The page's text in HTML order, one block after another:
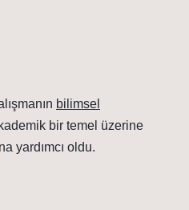
bilimsel
bir temel üzerine
yardımcı oldu.